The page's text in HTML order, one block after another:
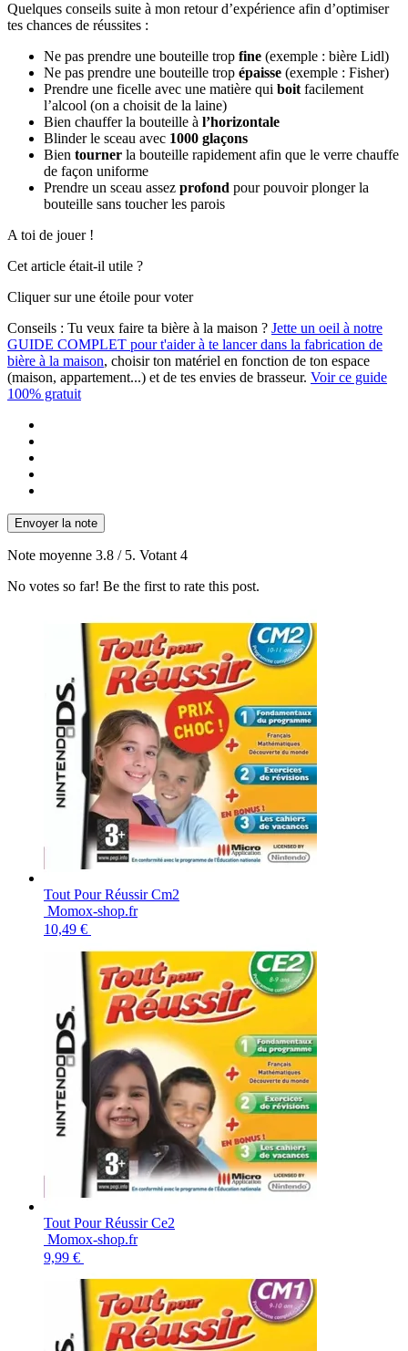
Quelques conseils suite à mon retour d’expérience afin d’optimiser
tes chances de réussites :
Ne pas prendre une bouteille trop fine (exemple : bière Lidl)
Ne pas prendre une bouteille trop épaisse (exemple : Fisher)
Prendre une ficelle avec une matière qui boit facilement
l’alcool (on a choisit de la laine)
Bien chauffer la bouteille à l’horizontale
Blinder le sceau avec 1000 glaçons
Bien tourner la bouteille rapidement afin que le verre chauffe
de façon uniforme
Prendre un sceau assez profond pour pouvoir plonger la
bouteille sans toucher les parois
A toi de jouer !
Cet article était-il utile ?
Cliquer sur une étoile pour voter
Conseils : Tu veux faire ta bière à la maison ? Jette un oeil à notre
GUIDE COMPLET pour t'aider à te lancer dans la fabrication de
bière à la maison, choisir ton matériel en fonction de ton espace
(maison, appartement...) et de tes envies de brasseur. Voir ce guide
100% gratuit
Envoyer la note
Note moyenne 3.8 / 5. Votant 4
No votes so far! Be the first to rate this post.
Tout Pour Réussir Cm2
10,49 €
Tout Pour Réussir Ce2
9,99 €